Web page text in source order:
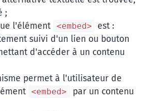
;
l'élément <embed>
est :
suivi d'un lien ou bouton
d'accéder à un contenu
permet à l'utilisateur de
<embed>
par un contenu